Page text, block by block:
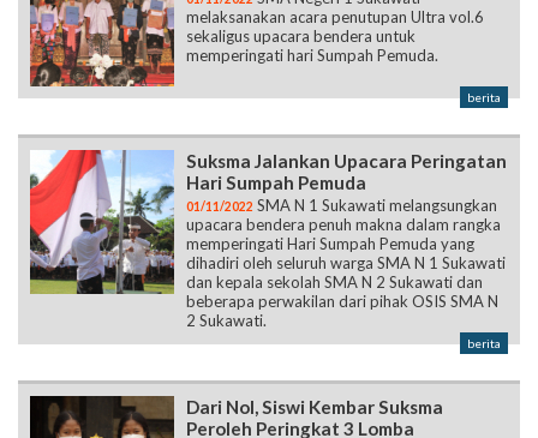
melaksanakan acara penutupan Ultra vol.6
sekaligus upacara bendera untuk
memperingati hari Sumpah Pemuda.
berita
Suksma Jalankan Upacara Peringatan
Hari Sumpah Pemuda
01/11/2022 SMA N 1 Sukawati melangsungkan
upacara bendera penuh makna dalam rangka
memperingati Hari Sumpah Pemuda yang
dihadiri oleh seluruh warga SMA N 1 Sukawati
dan kepala sekolah SMA N 2 Sukawati dan
beberapa perwakilan dari pihak OSIS SMA N
2 Sukawati.
berita
Dari Nol, Siswi Kembar Suksma
Peroleh Peringkat 3 Lomba